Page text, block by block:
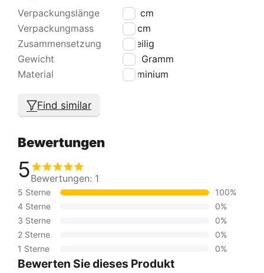
Verpackungslänge 130 cm
Verpackungmass
40 cm
Zusammensetzung
4-teilig
Gewicht
195 Gramm
Material
Aluminium
Find similar
Bewertungen
5Bewertungen: 1
5 Sterne
100%
4 Sterne
0%
3 Sterne
0%
2 Sterne
0%
1 Sterne
0%
Bewerten Sie dieses Produkt